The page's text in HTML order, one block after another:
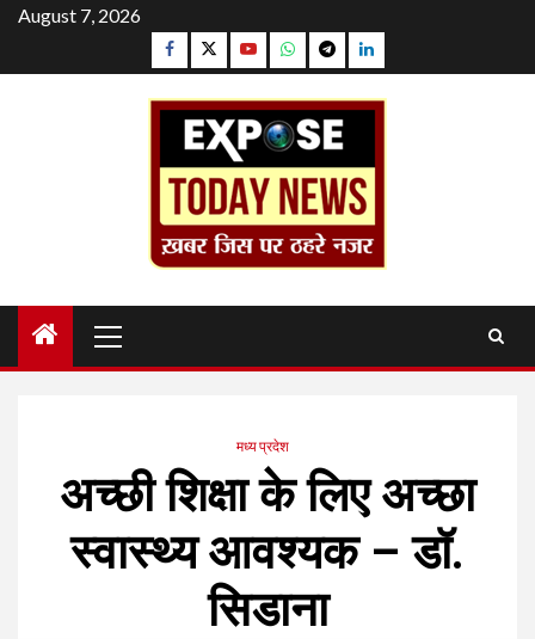
Skip
content
August 7, 2026
Facebook
TwitterYouTubeWhatsapp
TelegramLinkedin
Menu
मध्य प्रदेश
अच्छी शिक्षा के लिए अच्छा
स्वास्थ्य आवश्यक – डॉ.
सिडाना